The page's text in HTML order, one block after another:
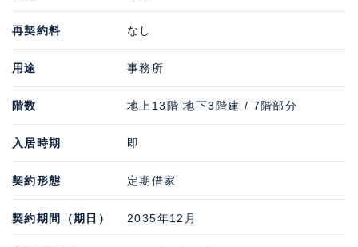
再契約料 なし
用途 事務所
階数 地上13階 地下3階建 / 7階部分
入居時期 即
契約形態 定期借家
契約期間（期日） 2035年12月